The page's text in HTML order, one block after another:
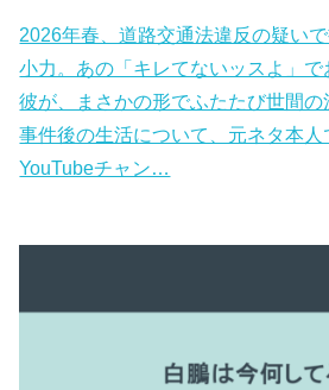
2026年春、道路交通法違反の疑い
小力。あの「キレてないッスよ」
彼が、まさかの形でふたたび世間の
事件後の生活について、元ネタ本
YouTubeチャン…